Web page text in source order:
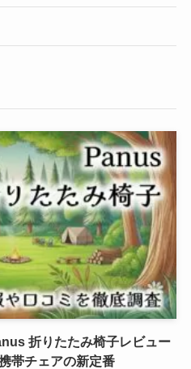
折りたたみ椅子レビュー
帯チェアの新定番